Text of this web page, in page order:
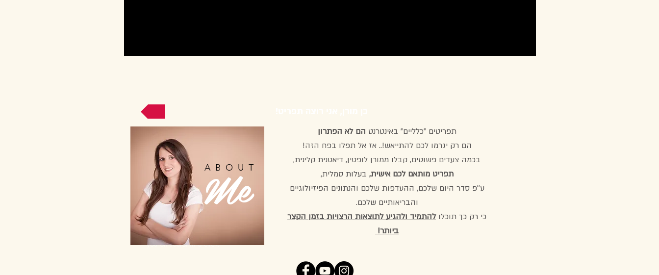
This is a great place to tell
people more about yourself and
peak their interest.
For more info, they can follow
you on social in a click.
ABOUT
Me
תפריטים "כלליים" באינטרנט הם לא הפתרון
הם רק יגרמו לכם להתייאש!.. אז אל תפלו בפח הזה!
בכמה צעדים פשוטים, קבלו ממורן לופטין, דיאטנית קלינית,
תפריט מותאם לכם אישית, בעלות סמלית,
ע''פ סדר היום שלכם, ההעדפות שלכם והנתונים הפיזיולוגיים
והבריאותיים שלכם.
כי רק כך תוכלולהתמיד ולהגיע לתוצאות הרצויות בזמן הקצר
ביותר!